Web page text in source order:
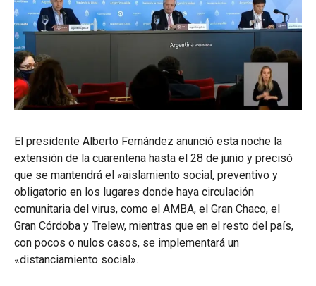
El presidente Alberto Fernández anunció esta noche la
extensión de la cuarentena hasta el 28 de junio y precisó
que se mantendrá el «aislamiento social, preventivo y
obligatorio en los lugares donde haya circulación
comunitaria del virus, como el AMBA, el Gran Chaco, el
Gran Córdoba y Trelew, mientras que en el resto del país,
con pocos o nulos casos, se implementará un
«distanciamiento social».